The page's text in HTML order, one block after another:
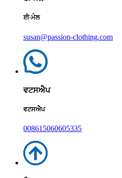
ਈ-ਮੇਲ
susan@passion-clothing.com
ਵਟਸਐਪ
ਵਟਸਐਪ
008615060605335